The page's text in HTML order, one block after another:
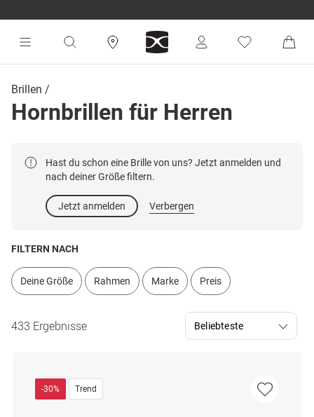
Brillen
Hornbrillen für Herren
Hast du schon eine Brille von uns? Jetzt anmelden und
nach deiner Größe filtern.
Jetzt anmelden Verbergen
FILTERN NACH
Deine Größe Rahmen Marke Preis
433 Ergebnisse
-30% Trend